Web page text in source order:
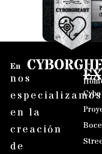
En
nos
especializamos
en la
creación
de